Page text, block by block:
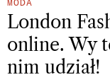
London
online. Wy
nim udział!